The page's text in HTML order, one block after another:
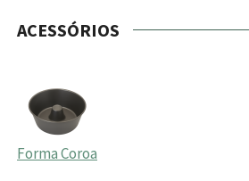
ACESSÓRIOS
Forma Coroa